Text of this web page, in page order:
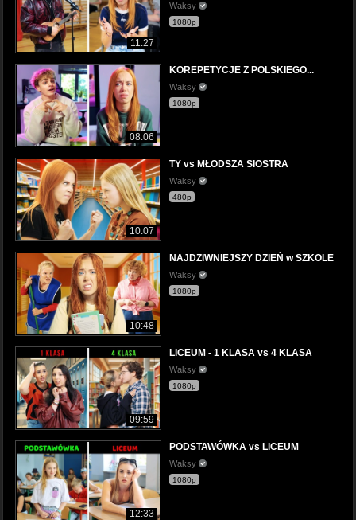
11:27
Waksy
1080p
08:06
KOREPETYCJE Z POLSKIEGO...
Waksy
1080p
10:07
TY vs MŁODSZA SIOSTRA
Waksy
480p
10:48
NAJDZIWNIEJSZY DZIEŃ w SZKOLE
Waksy
1080p
09:59
LICEUM - 1 KLASA vs 4 KLASA
Waksy
1080p
12:33
PODSTAWÓWKA vs LICEUM
Waksy
1080p